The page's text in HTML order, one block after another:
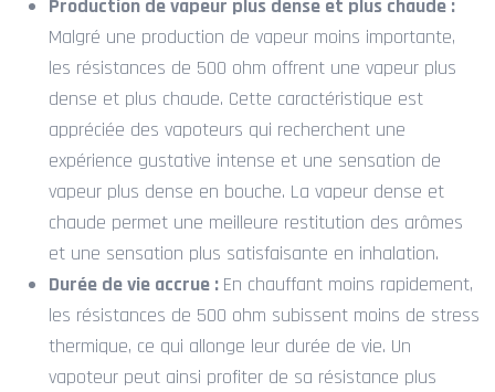
Production de vapeur plus dense et plus chaude :
Malgré une production de vapeur moins importante,
les résistances de 500 ohm offrent une vapeur plus
dense et plus chaude. Cette caractéristique est
appréciée des vapoteurs qui recherchent une
expérience gustative intense et une sensation de
vapeur plus dense en bouche. La vapeur dense et
chaude permet une meilleure restitution des arômes
et une sensation plus satisfaisante en inhalation.
Durée de vie accrue : En chauffant moins rapidement,
les résistances de 500 ohm subissent moins de stress
thermique, ce qui allonge leur durée de vie. Un
vapoteur peut ainsi profiter de sa résistance plus